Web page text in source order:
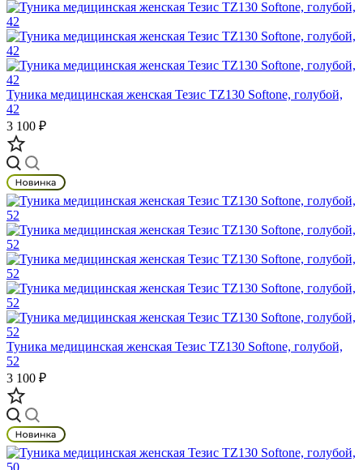
Туника медицинская женская Тезис TZ130 Softone, голубой,
42
3 100 ₽
Туника медицинская женская Тезис TZ130 Softone, голубой,
52
3 100 ₽